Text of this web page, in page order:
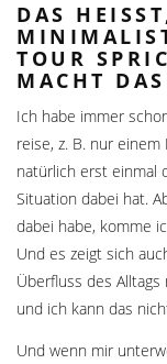
DAS HEISST,
OUR
ACHT DAS
Ich habe immer
reise, z. B. nur
natürlich erst einmal
Situation dabei hat.
dabei habe, komme
Und es zeigt sich
Überfluss des
und ich kann das
Und wenn mir